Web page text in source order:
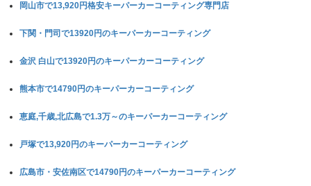
岡山市で13,920円格安キーパーカーコーティング専門店
下関・門司で13920円のキーパーカーコーティング
金沢 白山で13920円のキーパーカーコーティング
熊本市で14790円のキーパーカーコーティング
恵庭,千歳,北広島で1.3万～のキーパーカーコーティング
戸塚で13,920円のキーパーカーコーティング
広島市・安佐南区で14790円のキーパーカーコーティング